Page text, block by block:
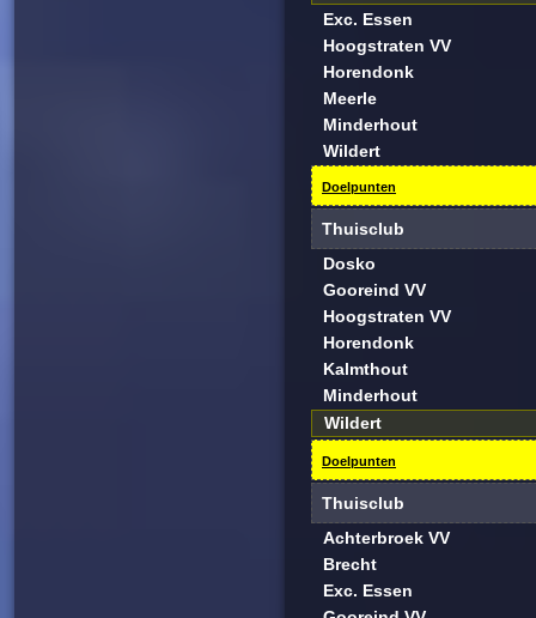
Exc. Essen
Hoogstraten VV
Horendonk
Meerle
Minderhout
Wildert
Doelpunten
Thuisclub
Dosko
Gooreind VV
Hoogstraten VV
Horendonk
Kalmthout
Minderhout
Wildert
Doelpunten
Thuisclub
Achterbroek VV
Brecht
Exc. Essen